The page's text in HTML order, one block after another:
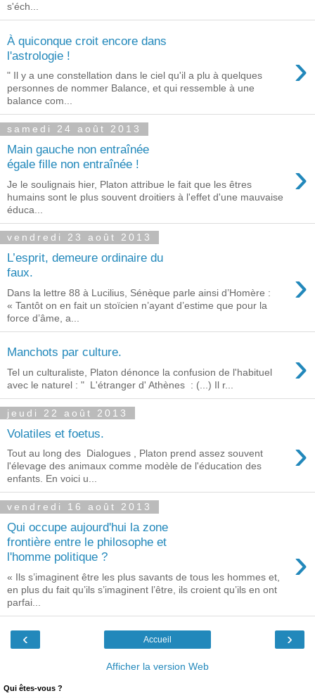
s'éch...
À quiconque croit encore dans
l'astrologie !
›
" Il y a une constellation dans le ciel qu'il a plu à quelques
personnes de nommer Balance, et qui ressemble à une
balance com...
samedi 24 août 2013
Main gauche non entraînée
égale fille non entraînée !
›
Je le soulignais hier, Platon attribue le fait que les êtres
humains sont le plus souvent droitiers à l'effet d'une mauvaise
éduca...
vendredi 23 août 2013
L’esprit, demeure ordinaire du
faux.
›
Dans la lettre 88 à Lucilius, Sénèque parle ainsi d’Homère :
« Tantôt on en fait un stoïcien n’ayant d’estime que pour la
force d’âme, a...
Manchots par culture. ›
Tel un culturaliste, Platon dénonce la confusion de l'habituel
avec le naturel : " L'étranger d' Athènes : (...) Il r...
jeudi 22 août 2013
Volatiles et foetus. ›
Tout au long des Dialogues , Platon prend assez souvent
l'élevage des animaux comme modèle de l'éducation des
enfants. En voici u...
vendredi 16 août 2013
Qui occupe aujourd'hui la zone
frontière entre le philosophe et
l'homme politique ?
›
« Ils s’imaginent être les plus savants de tous les hommes et,
en plus du fait qu’ils s’imaginent l’être, ils croient qu’ils en ont
parfai...
‹ ›
Accueil
Afficher la version Web
Qui êtes-vous ?